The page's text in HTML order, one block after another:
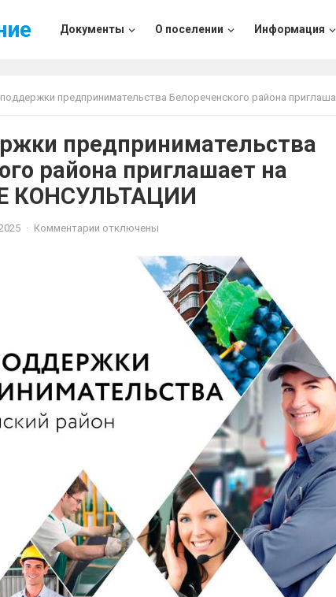
Документы О поселении Информация
предпринимательства Белореченского района приглашает на БЕСПЛАТНЫЕ КОНСУЛЬТАЦИИ
предпринимательства
района приглашает на
КОНСУЛЬТАЦИИ
· Комментарии отключены